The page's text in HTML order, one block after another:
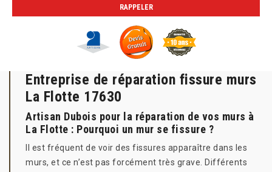
Entreprise de réparation fissure murs
La Flotte 17630
Artisan Dubois pour la réparation de vos murs à
La Flotte : Pourquoi un mur se fissure ?
Il est fréquent de voir des fissures apparaître dans les
murs, et ce n’est pas forcément très grave. Différents